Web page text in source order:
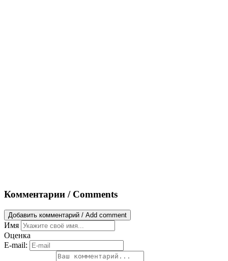
Комментарии / Comments
Добавить комментарий / Add comment
Имя
Оценка
E-mail: